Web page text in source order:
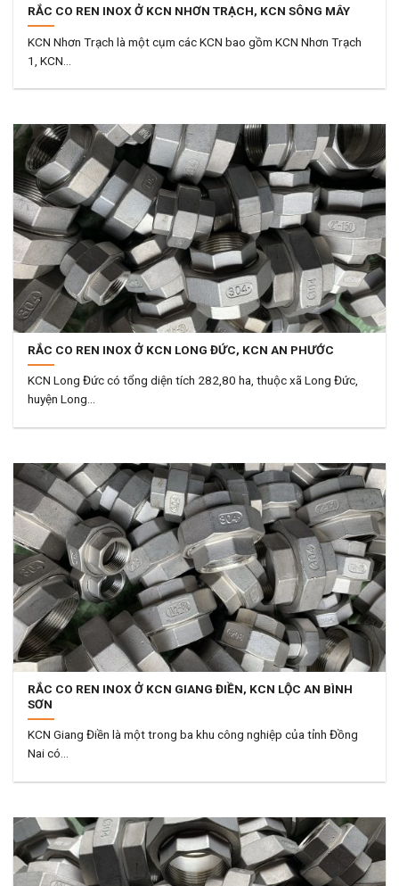
RẮC CO REN INOX Ở KCN NHƠN TRẠCH, KCN SÔNG MÂY
KCN Nhơn Trạch là một cụm các KCN bao gồm KCN Nhơn Trạch
1, KCN...
RẮC CO REN INOX Ở KCN LONG ĐỨC, KCN AN PHƯỚC
KCN Long Đức có tổng diện tích 282,80 ha, thuộc xã Long Đức,
huyện Long...
RẮC CO REN INOX Ở KCN GIANG ĐIỀN, KCN LỘC AN BÌNH
SƠN
KCN Giang Điền là một trong ba khu công nghiệp của tỉnh Đồng
Nai có...